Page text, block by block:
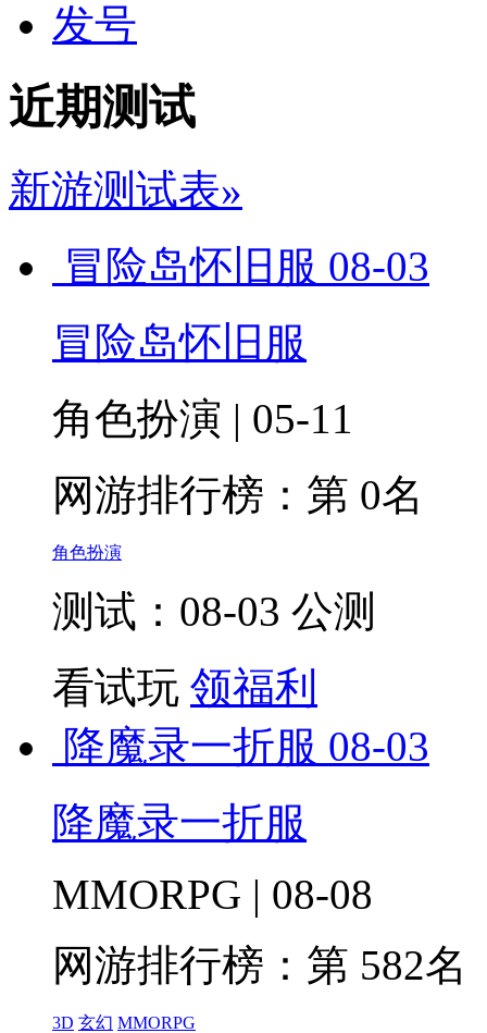
发号
近期测试
新游测试表»
冒险岛怀旧服 08-03
冒险岛怀旧服
角色扮演 | 05-11
网游排行榜： 第 0名
角色扮演
测试：08-03 公测
看试玩 领福利
降魔录一折服 08-03
降魔录一折服
MMORPG | 08-08
网游排行榜： 第 582名
3D 玄幻 MMORPG